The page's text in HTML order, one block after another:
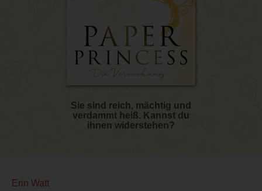
Sie sind reich, mächtig und
verdammt heiß. Kannst du
ihnen widerstehen?
Erin Watt